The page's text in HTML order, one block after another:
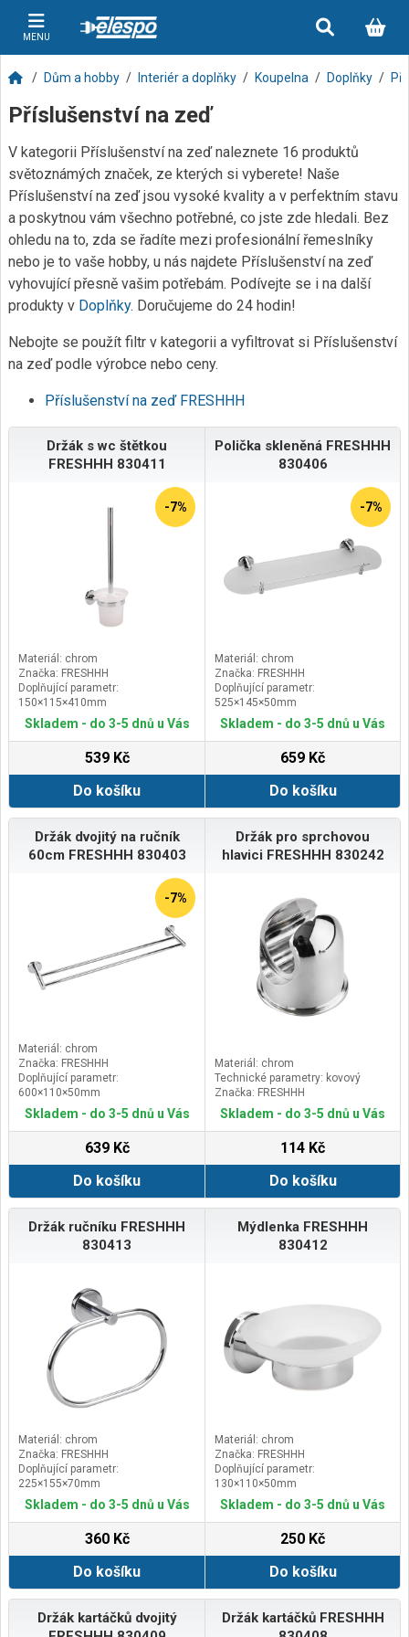
MENU
Dům a hobby Interiér a doplňky Koupelna Doplňky
Příslušenství na zeď
V kategorii Příslušenství na zeď naleznete 16 produktů
světoznámých značek, ze kterých si vyberete! Naše
Příslušenství na zeď jsou vysoké kvality a v perfektním stavu
a poskytnou vám všechno potřebné, co jste zde hledali. Bez
ohledu na to, zda se řadíte mezi profesionální řemeslníky
nebo je to vaše hobby, u nás najdete Příslušenství na zeď
vyhovující přesně vašim potřebám. Podívejte se i na další
produkty v Doplňky. Doručujeme do 24 hodin!
Nebojte se použít filtr v kategorii a vyfiltrovat si Příslušenství
na zeď podle výrobce nebo ceny.
Příslušenství na zeď FRESHHH
Držák s wc štětkou
FRESHHH 830411
-7%
Materiál: chrom
Značka: FRESHHH
Doplňující parametr:
150×115×410mm
Skladem - do 3-5 dnů u Vás
539 Kč
Do košíku
Polička skleněná FRESHHH
830406
-7%
Materiál: chrom
Značka: FRESHHH
Doplňující parametr:
525×145×50mm
Skladem - do 3-5 dnů u Vás
659 Kč
Do košíku
Držák dvojitý na ručník
60cm FRESHHH 830403
-7%
Materiál: chrom
Značka: FRESHHH
Doplňující parametr:
600×110×50mm
Skladem - do 3-5 dnů u Vás
639 Kč
Do košíku
Držák pro sprchovou
hlavici FRESHHH 830242
Materiál: chrom
Technické parametry: kovový
Značka: FRESHHH
Skladem - do 3-5 dnů u Vás
114 Kč
Do košíku
Držák ručníku FRESHHH
830413
Materiál: chrom
Značka: FRESHHH
Doplňující parametr:
225×155×70mm
Skladem - do 3-5 dnů u Vás
360 Kč
Do košíku
Mýdlenka FRESHHH
830412
Materiál: chrom
Značka: FRESHHH
Doplňující parametr:
130×110×50mm
Skladem - do 3-5 dnů u Vás
250 Kč
Do košíku
Držák kartáčků dvojitý
Držák kartáčků FRESHHH